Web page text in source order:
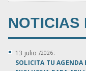
NOTICIAS
13 julio /2026:
SOLICITA TU AGENDA